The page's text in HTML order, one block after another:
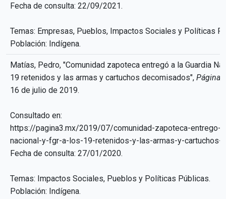
Fecha de consulta: 22/09/2021.
Temas: Empresas, Pueblos, Impactos Sociales y Políticas
Población: Indígena.
Matías, Pedro, "Comunidad zapoteca entregó a la Guardia
19 retenidos y las armas y cartuchos decomisados", Página
16 de julio de 2019.
Consultado en:
https://pagina3.mx/2019/07/comunidad-zapoteca-entrego-
nacional-y-fgr-a-los-19-retenidos-y-las-armas-y-cartuchos-
Fecha de consulta: 27/01/2020.
Temas: Impactos Sociales, Pueblos y Políticas Públicas.
Población: Indígena.